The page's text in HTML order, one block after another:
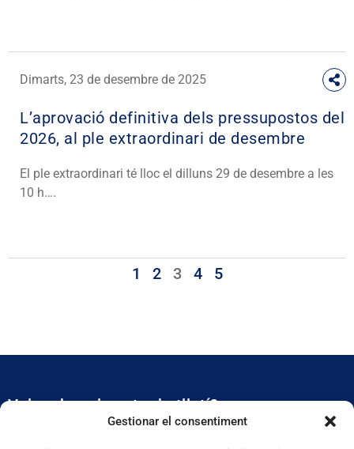
Gestionar el consentiment
Dimarts, 23 de desembre de 2025
L’aprovació definitiva dels pressupostos del
2026, al ple extraordinari de desembre
El ple extraordinari té lloc el dilluns 29 de desembre a les
10 h….
1 2 3 4 5
Vols rebre el nostre butlletí?
Et mantidrem al dia de tota l’actualitat municipal